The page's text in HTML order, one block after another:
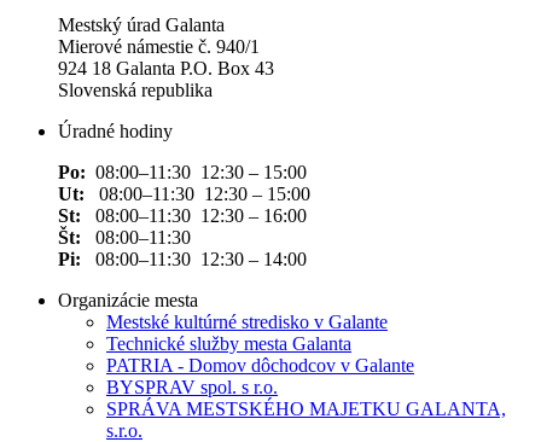
Mestský úrad Galanta
Mierové námestie č. 940/1
924 18 Galanta P.O. Box 43
Slovenská republika
Úradné hodiny
Po: 08:00–11:30 12:30 – 15:00
Ut: 08:00–11:30 12:30 – 15:00
St: 08:00–11:30 12:30 – 16:00
Št: 08:00–11:30
Pi: 08:00–11:30 12:30 – 14:00
Organizácie mesta
Mestské kultúrné stredisko v Galante
Technické služby mesta Galanta
PATRIA - Domov dôchodcov v Galante
BYSPRAV spol. s r.o.
SPRÁVA MESTSKÉHO MAJETKU GALANTA,
s.r.o.